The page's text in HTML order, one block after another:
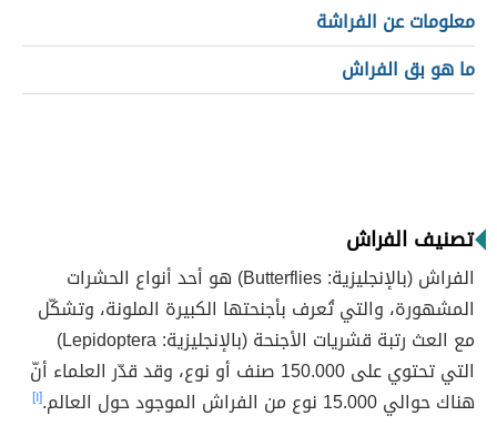
معلومات عن الفراشة
ما هو بق الفراش
تصنيف الفراش
الفراش (بالإنجليزية: Butterflies) هو أحد أنواع الحشرات
المشهورة، والتي تُعرف بأجنحتها الكبيرة الملونة، وتشكّل
مع العث رتبة قشريات الأجنحة (بالإنجليزية: Lepidoptera)
التي تحتوي على 150.000 صنف أو نوع، وقد قدّر العلماء أنّ
هناك حوالي 15.000 نوع من الفراش الموجود حول العالم.
[١]